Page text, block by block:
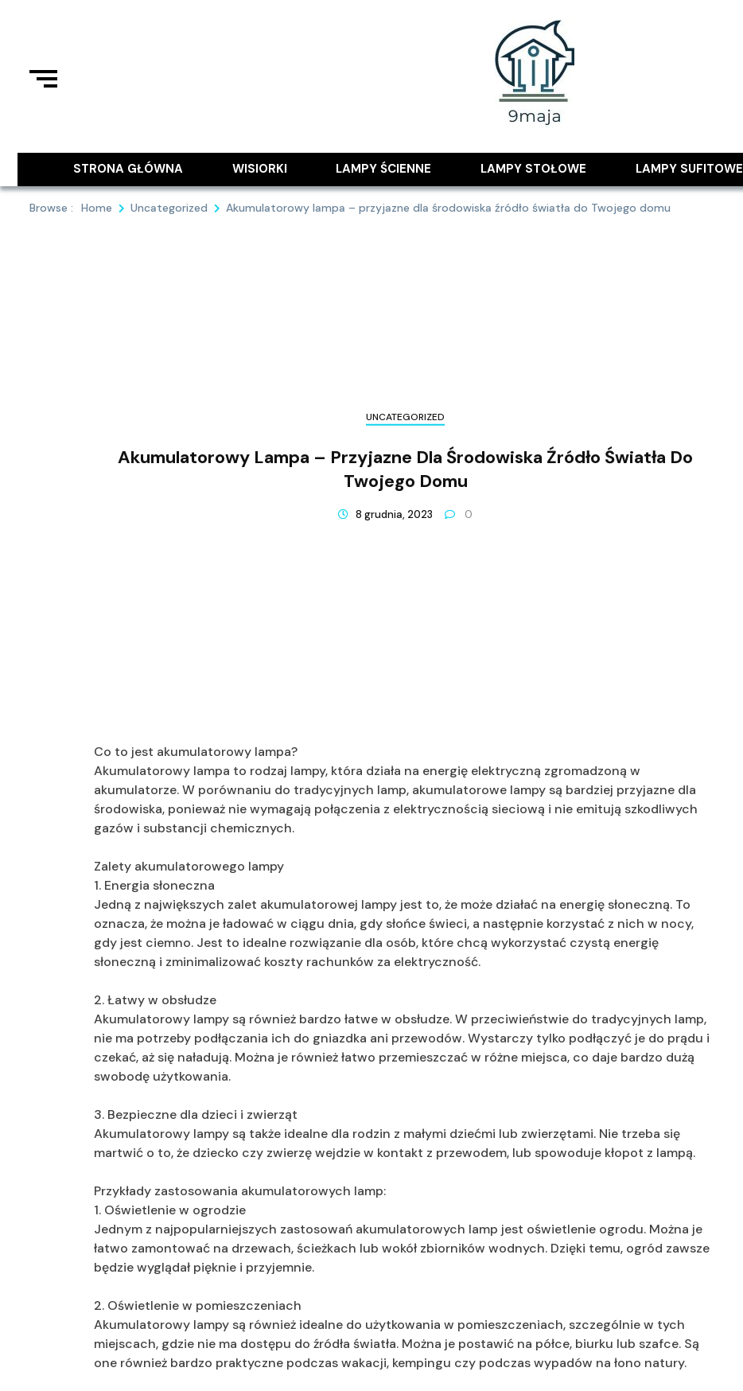
9MAJA
STRONA GŁÓWNA
WISIORKI LAMPY ŚCIENNE LAMPY STOŁOWE LAMPY SUFITOWE
Browse : Home Uncategorized Akumulatorowy lampa – przyjazne dla środowiska źródło światła do Twojego domu
UNCATEGORIZED
Akumulatorowy Lampa – Przyjazne Dla Środowiska Źródło Światła Do
Twojego Domu
8 grudnia, 2023 0
Co to jest akumulatorowy lampa?
Akumulatorowy lampa to rodzaj lampy, która działa na energię elektryczną zgromadzoną w
akumulatorze. W porównaniu do tradycyjnych lamp, akumulatorowe lampy są bardziej przyjazne dla
środowiska, ponieważ nie wymagają połączenia z elektrycznością sieciową i nie emitują szkodliwych
gazów i substancji chemicznych.
Zalety akumulatorowego lampy
1. Energia słoneczna
Jedną z największych zalet akumulatorowej lampy jest to, że może działać na energię słoneczną. To
oznacza, że ​​można je ładować w ciągu dnia, gdy słońce świeci, a następnie korzystać z nich w nocy,
gdy jest ciemno. Jest to idealne rozwiązanie dla osób, które chcą wykorzystać czystą energię
słoneczną i zminimalizować koszty rachunków za elektryczność.
2. Łatwy w obsłudze
Akumulatorowy lampy są również bardzo łatwe w obsłudze. W przeciwieństwie do tradycyjnych lamp,
nie ma potrzeby podłączania ich do gniazdka ani przewodów. Wystarczy tylko podłączyć je do prądu i
czekać, aż się naładują. Można je również łatwo przemieszczać w różne miejsca, co daje bardzo dużą
swobodę użytkowania.
3. Bezpieczne dla dzieci i zwierząt
Akumulatorowy lampy są także idealne dla rodzin z małymi dziećmi lub zwierzętami. Nie trzeba się
martwić o to, że dziecko czy zwierzę wejdzie w kontakt z przewodem, lub spowoduje kłopot z lampą.
Przykłady zastosowania akumulatorowych lamp:
1. Oświetlenie w ogrodzie
Jednym z najpopularniejszych zastosowań akumulatorowych lamp jest oświetlenie ogrodu. Można je
łatwo zamontować na drzewach, ścieżkach lub wokół zbiorników wodnych. Dzięki temu, ogród zawsze
będzie wyglądał pięknie i przyjemnie.
2. Oświetlenie w pomieszczeniach
Akumulatorowy lampy są również idealne do użytkowania w pomieszczeniach, szczególnie w tych
miejscach, gdzie nie ma dostępu do źródła światła. Można je postawić na półce, biurku lub szafce. Są
one również bardzo praktyczne podczas wakacji, kempingu czy podczas wypadów na łono natury.